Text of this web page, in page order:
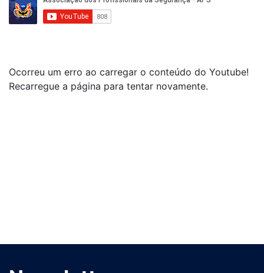
Ocorreu um erro ao carregar o conteúdo do Youtube!
Recarregue a página para tentar novamente.